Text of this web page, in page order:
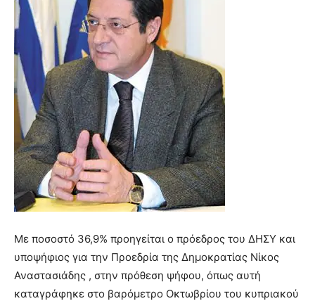
Με ποσοστό 36,9% προηγείται ο πρόεδρος του ΔΗΣΥ και
υποψήφιος για την Προεδρία της Δημοκρατίας Νίκος
Αναστασιάδης , στην πρόθεση ψήφου, όπως αυτή
καταγράφηκε στο βαρόμετρο Οκτωβρίου του κυπριακού